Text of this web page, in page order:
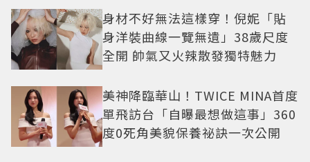
身材不好無法這樣穿！倪妮「貼
身洋裝曲線一覽無遺」38歲尺度
全開 帥氣又火辣散發獨特魅力
美神降臨華山！TWICE MINA首度
單飛訪台「自曝最想做這事」360
度0死角美貌保養祕訣一次公開